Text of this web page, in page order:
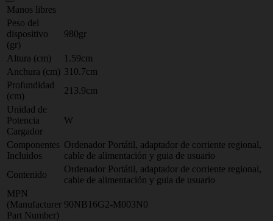
Manos libres
Peso del
dispositivo
(gr)
980gr
Altura (cm)
1.59cm
Anchura (cm) 310.7cm
Profundidad
(cm)
213.9cm
Unidad de
Potencia
Cargador
W
Componentes
Incluidos
Ordenador Portátil, adaptador de corriente regional,
cable de alimentación y guia de usuario
Contenido
Ordenador Portátil, adaptador de corriente regional,
cable de alimentación y guia de usuario
MPN
(Manufacturer
Part Number)
90NB16G2-M003N0